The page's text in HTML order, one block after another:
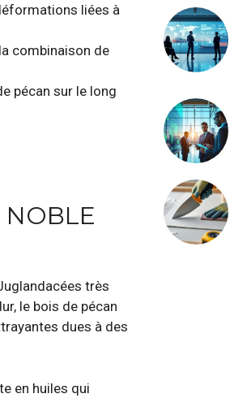
liées à
combinaison de
pécan sur le long
NOBLE
très
le bois de pécan
dues à des
en huiles qui